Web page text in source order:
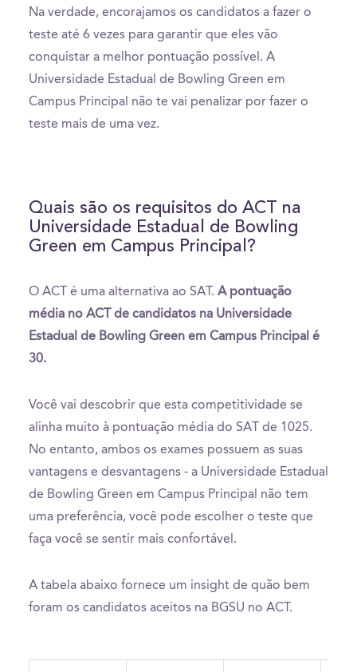
Na verdade, encorajamos os candidatos a fazer o
teste até 6 vezes para garantir que eles vão
conquistar a melhor pontuação possível. A
Universidade Estadual de Bowling Green em
Campus Principal não te vai penalizar por fazer o
teste mais de uma vez.
Quais são os requisitos do ACT na
Universidade Estadual de Bowling
Green em Campus Principal?
O ACT é uma alternativa ao SAT. A pontuação
média no ACT de candidatos na Universidade
Estadual de Bowling Green em Campus Principal é
30.
Você vai descobrir que esta competitividade se
alinha muito à pontuação média do SAT de 1025.
No entanto, ambos os exames possuem as suas
vantagens e desvantagens - a Universidade Estadual
de Bowling Green em Campus Principal não tem
uma preferência, você pode escolher o teste que
faça você se sentir mais confortável.
A tabela abaixo fornece um insight de quão bem
foram os candidatos aceitos na BGSU no ACT.